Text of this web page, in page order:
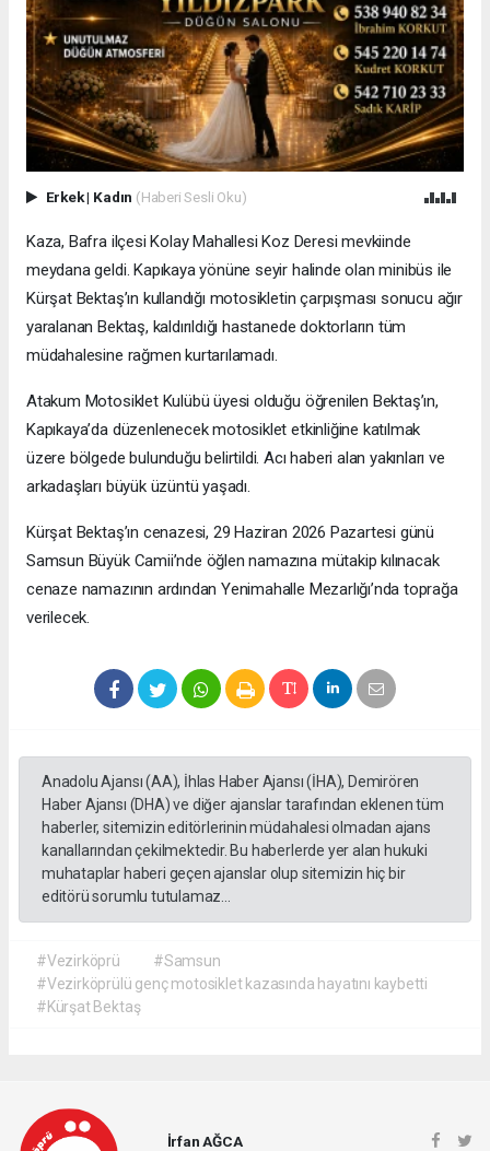
Erkek| Kadın (Haberi Sesli Oku)
Kaza, Bafra ilçesi Kolay Mahallesi Koz Deresi mevkiinde
meydana geldi. Kapıkaya yönüne seyir halinde olan minibüs ile
Kürşat Bektaş’ın kullandığı motosikletin çarpışması sonucu ağır
yaralanan Bektaş, kaldırıldığı hastanede doktorların tüm
müdahalesine rağmen kurtarılamadı.
Atakum Motosiklet Kulübü üyesi olduğu öğrenilen Bektaş’ın,
Kapıkaya’da düzenlenecek motosiklet etkinliğine katılmak
üzere bölgede bulunduğu belirtildi. Acı haberi alan yakınları ve
arkadaşları büyük üzüntü yaşadı.
Kürşat Bektaş’ın cenazesi, 29 Haziran 2026 Pazartesi günü
Samsun Büyük Camii’nde öğlen namazına mütakip kılınacak
cenaze namazının ardından Yenimahalle Mezarlığı’nda toprağa
verilecek.
Anadolu Ajansı (AA), İhlas Haber Ajansı (İHA), Demirören
Haber Ajansı (DHA) ve diğer ajanslar tarafından eklenen tüm
haberler, sitemizin editörlerinin müdahalesi olmadan ajans
kanallarından çekilmektedir. Bu haberlerde yer alan hukuki
muhataplar haberi geçen ajanslar olup sitemizin hiç bir
editörü sorumlu tutulamaz...
#Vezirköprü
#Samsun
#Vezirköprülü genç motosiklet kazasında hayatını kaybetti
#Kürşat Bektaş
İrfan AĞCA